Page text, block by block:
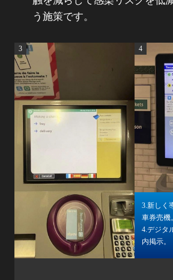
う施策です。​
3 4
3.新しく
車券売機​。
4.デジタ
内掲示。​